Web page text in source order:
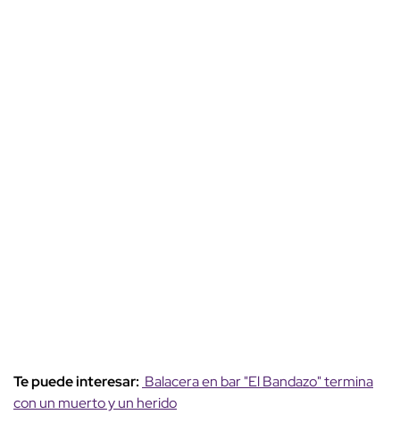
Te puede interesar: Balacera en bar "El Bandazo" termina
con un muerto y un herido